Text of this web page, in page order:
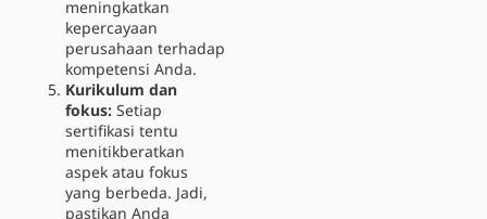
meningkatkan
kepercayaan
perusahaan terhadap
kompetensi Anda.
Kurikulum dan
fokus: Setiap
sertifikasi tentu
menitikberatkan
aspek atau fokus
yang berbeda. Jadi,
pastikan Anda